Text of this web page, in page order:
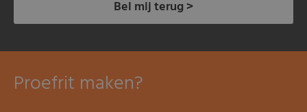
Bel mij terug >
Proefrit maken?